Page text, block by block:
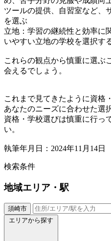
ツールの提供、自習室など、
を選ぶ
立地：学習の継続性と効率に
いやすい立地の学校を選択す
これらの観点から慎重に選ぶ
会えるでしょう。
これまで見てきたように資格
あなたのニーズに合わせた選
資格・学校選びは慎重に行っ
い。
執筆年月日：2024年11月14日
検索条件
地域エリア・駅
須崎市
エリアから探す